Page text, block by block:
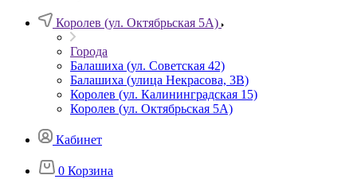
Королев (ул. Октябрьская 5А)
Города
Балашиха (ул. Советская 42)
Балашиха (улица Некрасова, 3В)
Королев (ул. Калининградская 15)
Королев (ул. Октябрьская 5А)
Кабинет
0 Корзина